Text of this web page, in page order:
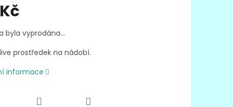
byla vyprodána…
prostředek na nádobí.
informace